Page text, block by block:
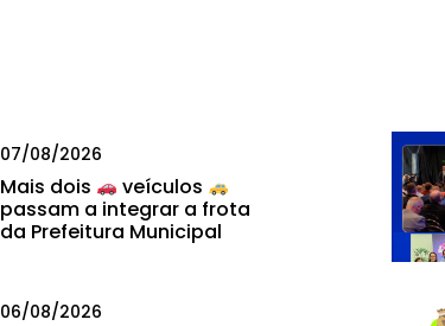
07/08/2026
Mais dois
veículos
passam a integrar a frota
da Prefeitura Municipal
06/08/2026